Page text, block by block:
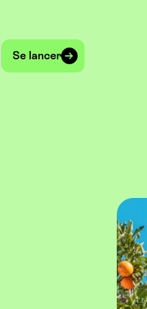
Se lancer